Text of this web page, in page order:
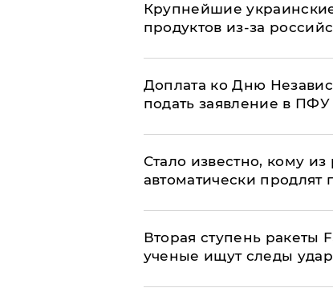
Крупнейшие
продуктов из-за
Доплата ко Дню
подать заявление в ПФУ
Стало известно, кому
автоматически
Вторая ступень ракеты
ученые ищут следы